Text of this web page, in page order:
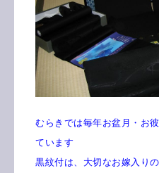
むらきでは毎年お盆月・お
ています
黒紋付は、大切なお嫁入り